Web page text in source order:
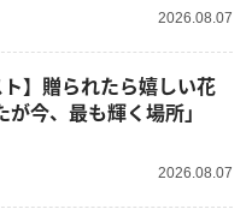
2026.08.07
今、最も輝く場所」
2026.08.07